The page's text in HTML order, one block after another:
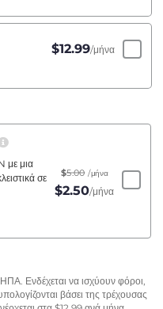
$12.99/μήνα
με μια
σε
$5.00 /μήνα
$2.50/μήνα
Ενδέχεται να ισχύουν φόροι,
βάσει της τρέχουσας